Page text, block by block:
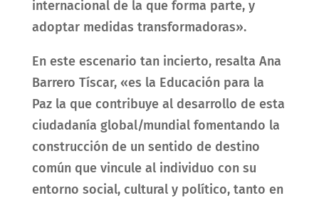
internacional de la que forma parte, y
adoptar medidas transformadoras».
En este escenario tan incierto, resalta Ana
Barrero Tíscar, «es la Educación para la
Paz la que contribuye al desarrollo de esta
ciudadanía global/mundial fomentando la
construcción de un sentido de destino
común que vincule al individuo con su
entorno social, cultural y político, tanto en